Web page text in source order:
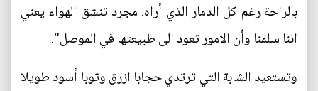
بالراحة رغم كل الدمار الذي أراه. مجرد تنشق الهواء يعني
اننا سلمنا وأن الامور تعود الى طبيعتها في الموصل".
وتستعيد الشابة التي ترتدي حجابا ازرق وثوبا أسود طويلا